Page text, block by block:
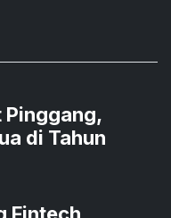
Pinggang,
di Tahun
Fintech